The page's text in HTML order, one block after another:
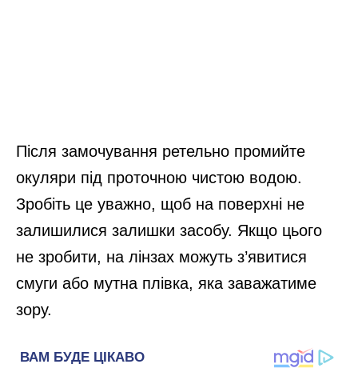
Після замочування ретельно промийте
окуляри під проточною чистою водою.
Зробіть це уважно, щоб на поверхні не
залишилися залишки засобу. Якщо цього
не зробити, на лінзах можуть з’явитися
смуги або мутна плівка, яка заважатиме
зору.